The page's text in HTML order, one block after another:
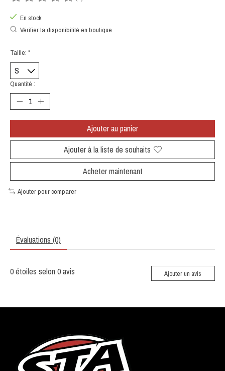
En stock
Vérifier la disponibilité en boutique
Taille: *
Quantité :
Ajouter au panier
Ajouter à la liste de souhaits
Acheter maintenant
Ajouter pour comparer
Évaluations (0)
0étoiles selon 0avis Ajouter un avis